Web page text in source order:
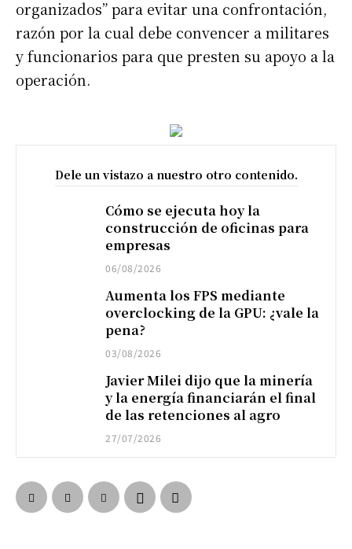
organizados” para evitar una confrontación,
razón por la cual debe convencer a militares
y funcionarios para que presten su apoyo a la
operación.
Dele un vistazo a nuestro otro contenido.
Cómo se ejecuta hoy la
construcción de oficinas para
empresas
06/08/2026
Aumenta los FPS mediante
overclocking de la GPU: ¿vale la
pena?
03/08/2026
Javier Milei dijo que la minería
y la energía financiarán el final
de las retenciones al agro
27/07/2026